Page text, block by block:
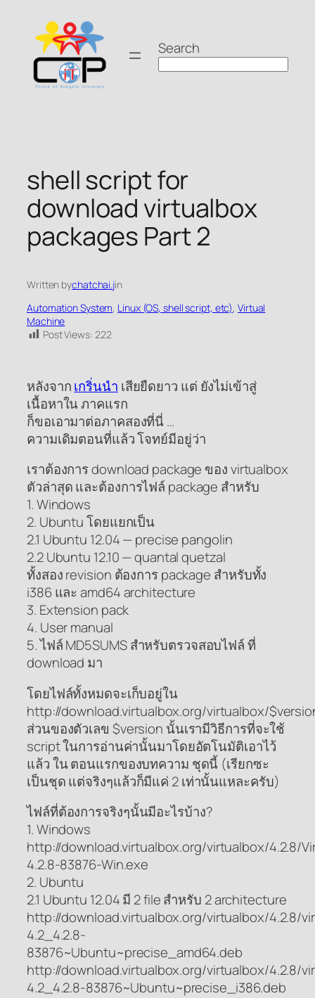
content
Search
shell script for
download virtualbox
packages Part 2
Written bychatchai.jin
Automation System, Linux (OS, shell script, etc), Virtual
Machine
Post Views: 222
หลังจากเกริ่นนำ เสียยืดยาว แต่ ยังไม่เข้าสู่
เนื้อหาใน ภาคแรก
ก็ขอเอามาต่อภาคสองที่นี่ …
ความเดิมตอนที่แล้ว โจทย์มีอยู่ว่า
เราต้องการ download package ของ virtualbox
ตัวล่าสุด และต้องการไฟล์ package สำหรับ
1. Windows
2. Ubuntu โดยแยกเป็น
2.1 Ubuntu 12.04 — precise pangolin
2.2 Ubuntu 12.10 — quantal quetzal
ทั้งสอง revision ต้องการ package สำหรับทั้ง
i386 และ amd64 architecture
3. Extension pack
4. User manual
5. ไฟล์ MD5SUMS สำหรับตรวจสอบไฟล์ ที่
download มา
โดยไฟล์ทั้งหมดจะเก็บอยู่ใน
http://download.virtualbox.org/virtualbox/
ส่วนของตัวเลข $version นั้นเรามีวิธีการที่จะใช้
script ในการอ่านค่านั้นมาโดยอัตโนมัติเอาไว้
แล้ว ใน ตอนแรกของบทความ ชุดนี้ (เรียกซะ
เป็นชุด แต่จริงๆแล้วก็มีแค่ 2 เท่านั้นแหละครับ)
ไฟล์ที่ต้องการจริงๆนั้นมีอะไรบ้าง?
1. Windows
http://download.virtualbox.org/virtualbox/4.2.8/
4.2.8-83876-Win.exe
2. Ubuntu
2.1 Ubuntu 12.04 มี 2 file สำหรับ 2 architecture
http://download.virtualbox.org/virtualbox/4.2.8/
4.2_4.2.8-
83876~Ubuntu~precise_amd64.deb
http://download.virtualbox.org/virtualbox/4.2.8/
4.2_4.2.8-83876~Ubuntu~precise_i386.deb